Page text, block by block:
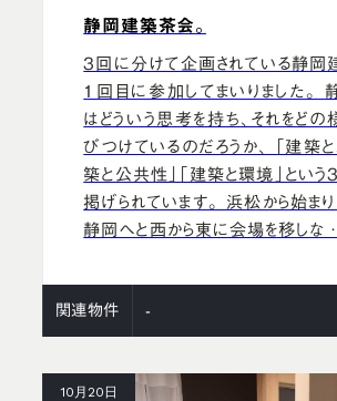
静岡建築茶会。
3回に分けて企画されている静岡
1回目に参加してまいりました。
はどういう思考を持ち、それをど
びつけているのだろうか、 「建築と
築と公共性」「建築と環境」という
掲げられています。 浜松から始
静岡へと西から東に会場を移しな
関連物件 -
10月20日